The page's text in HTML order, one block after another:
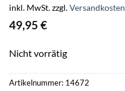
inkl. MwSt.zzgl.Versandkosten
49,95 €
Nicht vorrätig
Artikelnummer: 14672